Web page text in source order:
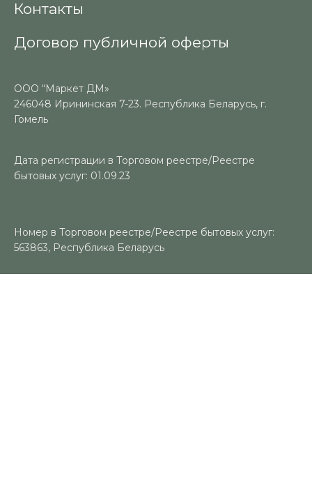
Контакты
Договор публичной оферты
ООО “Маркет ДМ»
246048 Ирининская 7-23. Республика Беларусь, г.
Гомель
Дата регистрации в Торговом реестре/Реестре
бытовых услуг: 01.09.23
Номер в Торговом реестре/Реестре бытовых услуг:
563863, Республика Беларусь